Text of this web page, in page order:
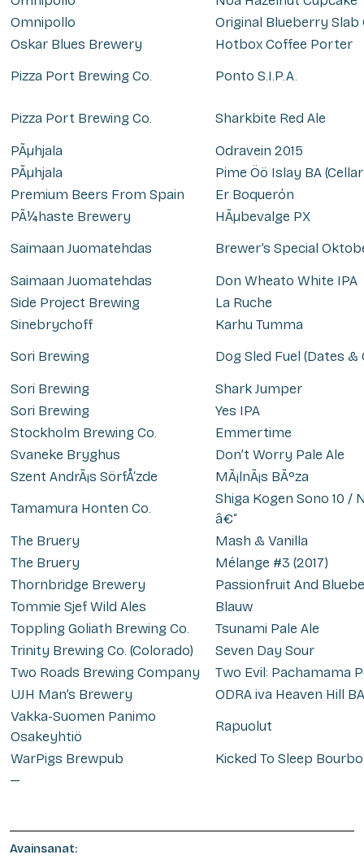
Omnipollo
Original Blueberry Slab
Oskar Blues Brewery
Hotbox Coffee Porter
Pizza Port Brewing Co.
Ponto S.I.P.A.
Pizza Port Brewing Co.
Sharkbite Red Ale
PÃµhjala
Odravein 2015
PÃµhjala
Pime Öö Islay BA
Premium Beers From Spain
Er Boquerón
PÃ¼haste Brewery
HÃµbevalge PX
Saimaan Juomatehdas
Brewer’s Special
Saimaan Juomatehdas
Don Wheato White IPA
Side Project Brewing
La Ruche
Sinebrychoff
Karhu Tumma
Sori Brewing
Dog Sled Fuel (Dates &
Sori Brewing
Shark Jumper
Sori Brewing
Yes IPA
Stockholm Brewing Co.
Emmertime
Svaneke Bryghus
Don’t Worry Pale Ale
Szent AndrÃ¡s SörfÅ‘zde
MÃ¡lnÃ¡s BÃºza
Tamamura Honten Co.
Shiga Kogen Sono 10 /
â€“
The Bruery
Mash & Vanilla
The Bruery
Mélange #3 (2017)
Thornbridge Brewery
Passionfruit And
Tommie Sjef Wild Ales
Blauw
Toppling Goliath Brewing Co.
Tsunami Pale Ale
Trinity Brewing Co. (Colorado)
Seven Day Sour
Two Roads Brewing Company
Two Evil: Pachamama
UJH Man’s Brewery
ODRA iva Heaven Hill BA
Vakka-Suomen Panimo
Osakeyhtiö
Rapuolut
WarPigs Brewpub
Kicked To Sleep
—
Avainsanat: